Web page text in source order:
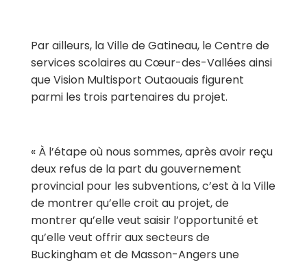
Par ailleurs, la Ville de Gatineau, le Centre de
services scolaires au Cœur-des-Vallées ainsi
que Vision Multisport Outaouais figurent
parmi les trois partenaires du projet.
« À l’étape où nous sommes, après avoir reçu
deux refus de la part du gouvernement
provincial pour les subventions, c’est à la Ville
de montrer qu’elle croit au projet, de
montrer qu’elle veut saisir l’opportunité et
qu’elle veut offrir aux secteurs de
Buckingham et de Masson-Angers une